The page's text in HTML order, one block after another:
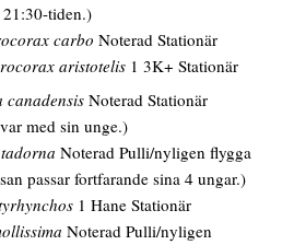
tiden.)
carbo Noterad Stationär
aristotelis 1 3K+ Stationär
canadensis Noterad Stationär
med sin unge.)
Noterad Pulli/nyligen flygga
passar fortfarande sina 4 ungar.)
1Hane Stationär
Noterad Pulli/nyligen